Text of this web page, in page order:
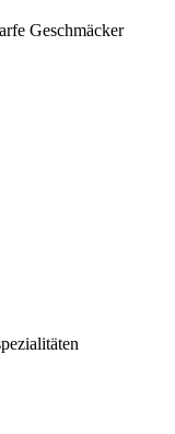
Geschmäcker